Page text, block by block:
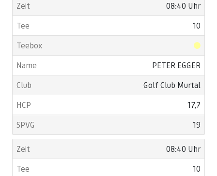
08:40 Uhr
10
PETER EGGER
Golf Club Murtal
17,7
19
08:40 Uhr
10